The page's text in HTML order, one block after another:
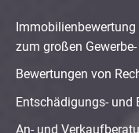
zum großen
Bewertungen von
Entschädigungs- und
An- und